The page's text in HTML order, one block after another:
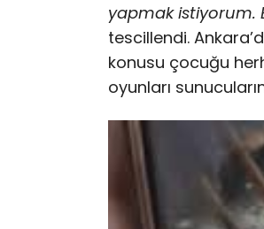
yapmak istiyorum.
tescillendi.
konusu çocuğu
oyunları